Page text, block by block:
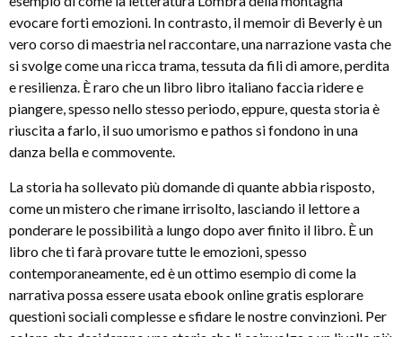
evocare forti emozioni. In contrasto, il memoir di Beverly è un
vero corso di maestria nel raccontare, una narrazione vasta che
si svolge come una ricca trama, tessuta da fili di amore, perdita
e resilienza. È raro che un libro libro italiano faccia ridere e
piangere, spesso nello stesso periodo, eppure, questa storia è
riuscita a farlo, il suo umorismo e pathos si fondono in una
danza bella e commovente.
La storia ha sollevato più domande di quante abbia risposto,
come un mistero che rimane irrisolto, lasciando il lettore a
ponderare le possibilità a lungo dopo aver finito il libro. È un
libro che ti farà provare tutte le emozioni, spesso
contemporaneamente, ed è un ottimo esempio di come la
narrativa possa essere usata ebook online gratis esplorare
questioni sociali complesse e sfidare le nostre convinzioni. Per